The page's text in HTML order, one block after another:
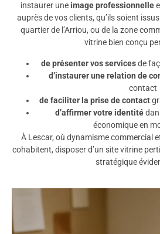
instaurer une image professionnelle
auprès de vos clients, qu’ils soient
quartier de l’Arriou, ou de la zone
vitrine bien conçu
de présenter vos servicesde
d’instaurer une relation de
contact
de faciliter la prise de contact
d’affirmer votre identité
économique en
À Lescar, où dynamisme commercial
cohabitent, disposer d’un site vitrine
stratégique